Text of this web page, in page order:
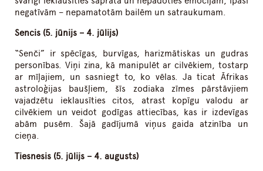
negatīvām – nepamatotām bailēm un satraukumam.
Sencis (5. jūnijs – 4. jūlijs)
“Senči” ir spēcīgas, burvīgas, harizmātiskas un gudras
personības. Viņi zina, kā manipulēt ar cilvēkiem, tostarp
ar mīļajiem, un sasniegt to, ko vēlas. Ja ticat Āfrikas
astroloģijas baušļiem, šīs zodiaka zīmes pārstāvjiem
vajadzētu ieklausīties citos, atrast kopīgu valodu ar
cilvēkiem un veidot godīgas attiecības, kas ir izdevīgas
abām pusēm. Šajā gadījumā viņus gaida atzinība un
cieņa.
Tiesnesis (5. jūlijs – 4. augusts)